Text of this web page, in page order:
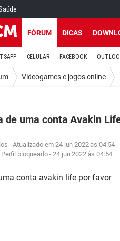
FÓRUM DICAS
CELULAR FACEBOOK
Videogames e jogos online
de uma conta Avakin
- Atualizado em 24 jun 2022 às 04:54
Perfil bloqueado - 24 jun 2022 às 04:54
conta avakin life por favor